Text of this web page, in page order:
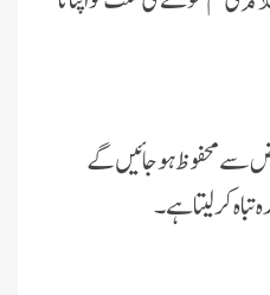
سے محفوظ ہوجائىں گے
تباہ کرلىتا ہے۔